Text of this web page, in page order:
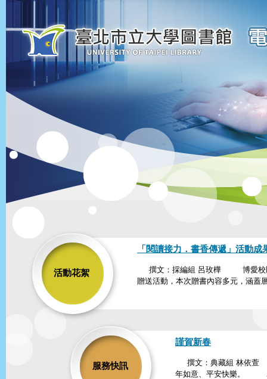
活動花絮
「閱讀接力．書香傳遞」活動成
撰文：採編組 呂玫樺 博愛校區
贈送活動，本次贈書內容多元，涵蓋
服務快訊
謹賀新春
撰文：典藏組 林依萱
年如意、平安快樂。